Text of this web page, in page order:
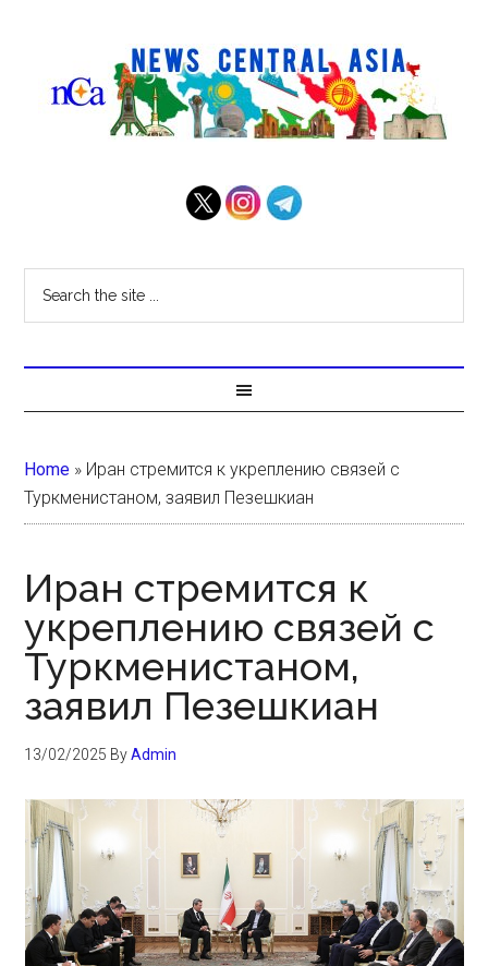
Home » Иран стремится к укреплению связей с
Туркменистаном, заявил Пезешкиан
Иран стремится к
укреплению связей с
Туркменистаном,
заявил Пезешкиан
13/02/2025 ByAdmin